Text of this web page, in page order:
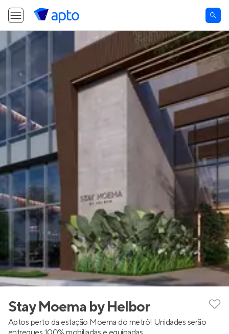
Stay Moema by Helbor
Aptos perto da estação Moema do metrô! Unidades serão